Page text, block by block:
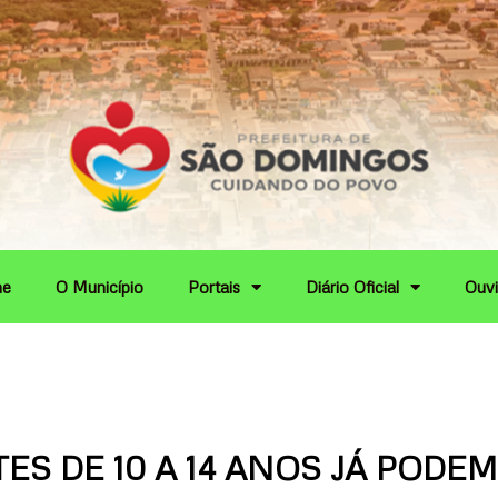
O Município Portais Diário Oficial
DE 10 A 14 ANOS JÁ